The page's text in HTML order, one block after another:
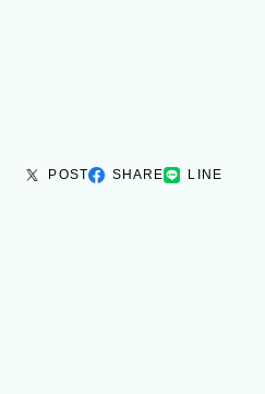
POST SHARE LINE